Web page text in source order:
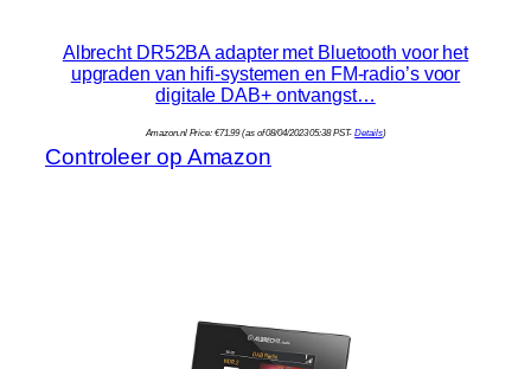
Albrecht DR52BA adapter met Bluetooth voor het
upgraden van hifi-systemen en FM-radio’s voor
digitale DAB+ ontvangst…
Amazon.nl Price: €71.99(as of 08/04/2023 05:38 PST-Details)
Controleer op Amazon